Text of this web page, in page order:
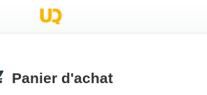
Panier d'achat